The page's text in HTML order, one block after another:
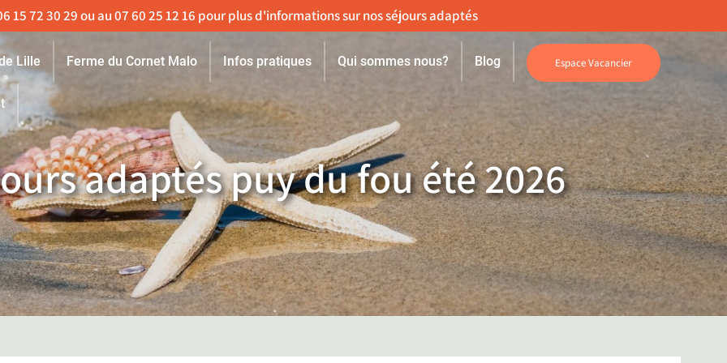
Espace Vacancier
Lille Ferme du Cornet Malo Infos pratiques Qui sommes nous? Blog
adaptés puy du fou été 2026